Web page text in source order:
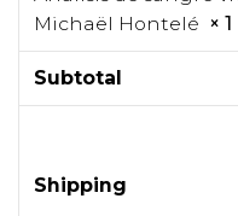
Michaël Hontelé × 1
Subtotal
Shipping